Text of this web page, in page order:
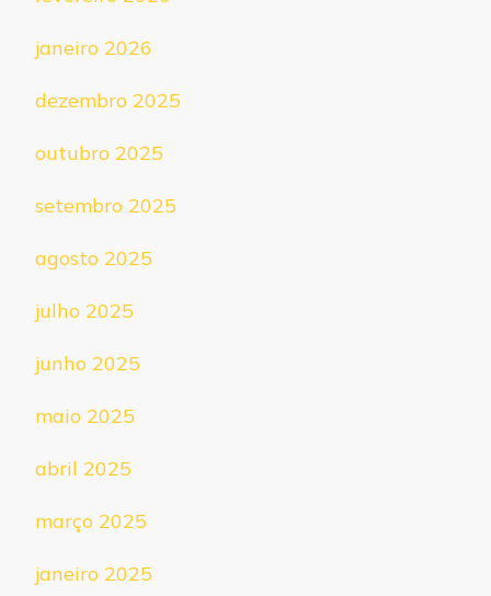
janeiro 2026
dezembro 2025
outubro 2025
setembro 2025
agosto 2025
julho 2025
junho 2025
maio 2025
abril 2025
março 2025
janeiro 2025